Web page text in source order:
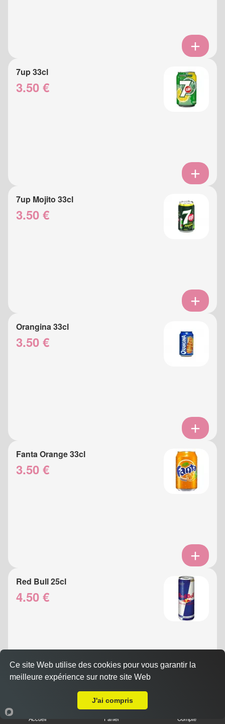
7up 33cl
3.50 €
7up Mojito 33cl
3.50 €
Orangina 33cl
3.50 €
Fanta Orange 33cl
3.50 €
Red Bull 25cl
4.50 €
Eau Gazeuse 33cl
Accueil Panier Compte
Ce site Web utilise des cookies pour vous garantir la
meilleure expérience sur notre site Web
J'ai compris